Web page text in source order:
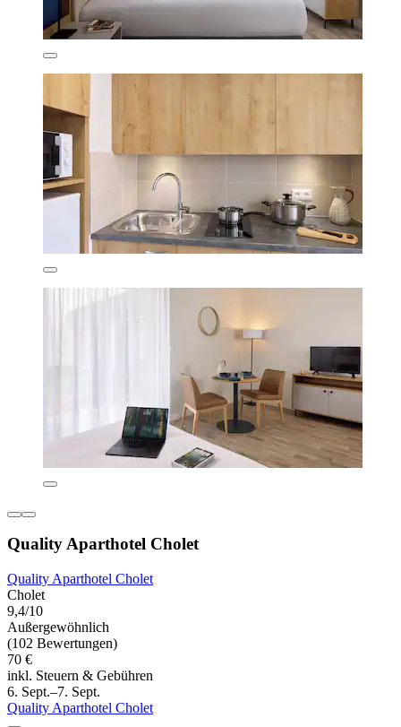
Quality Aparthotel Cholet
Quality Aparthotel Cholet
Cholet
9,4/10
Außergewöhnlich
(102 Bewertungen)
70 €
inkl. Steuern & Gebühren
6. Sept.–7. Sept.
Quality Aparthotel Cholet